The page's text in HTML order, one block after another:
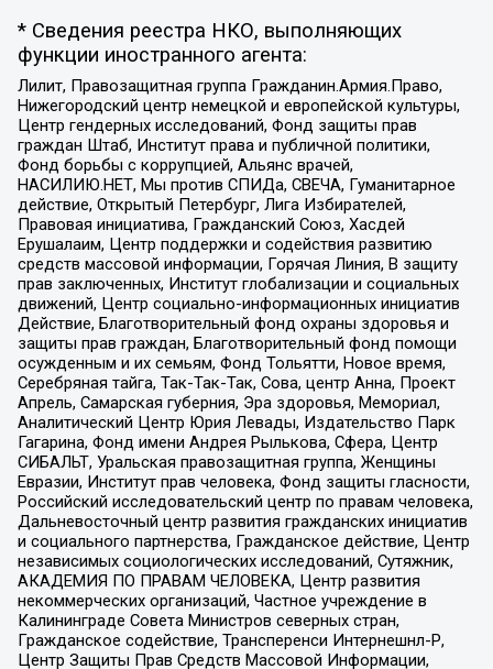
* Сведения реестра НКО, выполняющих
функции иностранного агента:
Лилит, Правозащитная группа Гражданин.Армия.Право,
Нижегородский центр немецкой и европейской культуры,
Центр гендерных исследований, Фонд защиты прав
граждан Штаб, Институт права и публичной политики,
Фонд борьбы с коррупцией, Альянс врачей,
НАСИЛИЮ.НЕТ, Мы против СПИДа, СВЕЧА, Гуманитарное
действие, Открытый Петербург, Лига Избирателей,
Правовая инициатива, Гражданский Союз, Хасдей
Ерушалаим, Центр поддержки и содействия развитию
средств массовой информации, Горячая Линия, В защиту
прав заключенных, Институт глобализации и социальных
движений, Центр социально-информационных инициатив
Действие, Благотворительный фонд охраны здоровья и
защиты прав граждан, Благотворительный фонд помощи
осужденным и их семьям, Фонд Тольятти, Новое время,
Серебряная тайга, Так-Так-Так, Сова, центр Анна, Проект
Апрель, Самарская губерния, Эра здоровья, Мемориал,
Аналитический Центр Юрия Левады, Издательство Парк
Гагарина, Фонд имени Андрея Рылькова, Сфера, Центр
СИБАЛЬТ, Уральская правозащитная группа, Женщины
Евразии, Институт прав человека, Фонд защиты гласности,
Российский исследовательский центр по правам человека,
Дальневосточный центр развития гражданских инициатив
и социального партнерства, Гражданское действие, Центр
независимых социологических исследований, Сутяжник,
АКАДЕМИЯ ПО ПРАВАМ ЧЕЛОВЕКА, Центр развития
некоммерческих организаций, Частное учреждение в
Калининграде Совета Министров северных стран,
Гражданское содействие, Трансперенси Интернешнл-Р,
Центр Защиты Прав Средств Массовой Информации,